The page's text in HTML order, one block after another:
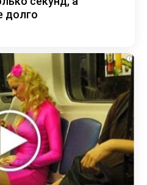
долго
i